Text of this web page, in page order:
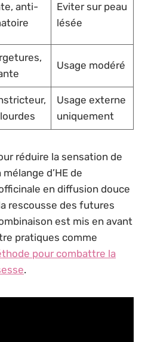
anti-
Eviter sur peau
lésée
Usage modéré
Usage externe
uniquement
réduire la sensation de
d’HE de
en diffusion douce
rescousse des futures
est mis en avant
pratiques comme
pour combattre la
.